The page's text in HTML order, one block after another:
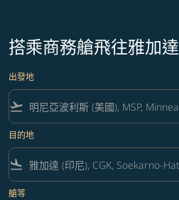
搭乘商務艙飛往雅加達
出發地
flight_takeoff
目的地
flight_land
艙等